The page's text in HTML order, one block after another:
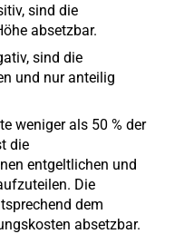
sind die
absetzbar.
sind die
und nur anteilig
weniger als 50 % der
die
entgeltlichen und
Die
dem
absetzbar.